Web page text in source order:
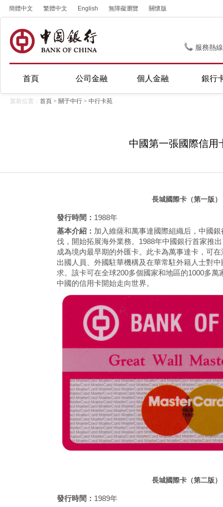
簡體中文 繁體中文 English 無障礙瀏覽 關懷版
服務熱
首頁 公司金融 個人金融 銀行
當前位置： 首頁 > 關于中行 > 中行卡苑
中國第一張國際信用
長城國際卡（第一版）
發行時間： 1988年
基本介紹： 加入維薩和萬事達國際組織后，中國
伐，開始拓展海外業務。1988年中國銀行首家推
成為境內最早期的外匯卡。此卡為萬事達卡，可
出國人員、外國駐華機構及在華常駐外籍人士對
求。該卡可在全球200多個國家和地區的1000多萬
中國的信用卡開始走向世界。
長城國際卡（第二版）
發行時間： 1989年